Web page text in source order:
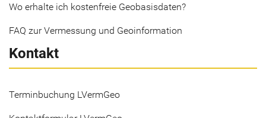
Wo erhalte ich kostenfreie Geobasisdaten?
FAQ zur Vermessung und Geoinformation
Kontakt
Terminbuchung LVermGeo